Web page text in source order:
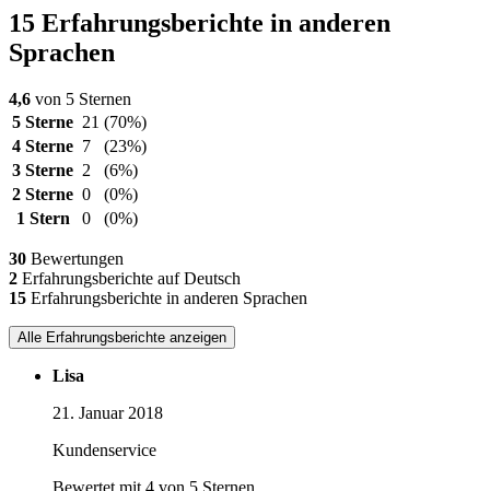
15 Erfahrungsberichte in anderen
Sprachen
4,6 von 5 Sternen
5 Sterne 21 (70%)
4 Sterne 7
(23%)
3 Sterne 2
(6%)
2 Sterne 0
(0%)
1 Stern
0 (0%)
30 Bewertungen
2 Erfahrungsberichte auf Deutsch
15 Erfahrungsberichte in anderen Sprachen
Alle Erfahrungsberichte anzeigen
Lisa
21. Januar 2018
Kundenservice